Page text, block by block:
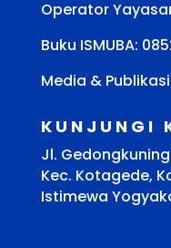
Operator
Buku ISMUBA:
Media &
KUNJUNGI
Jl. Gedongkuning
Kec. Kotagede,
Istimewa